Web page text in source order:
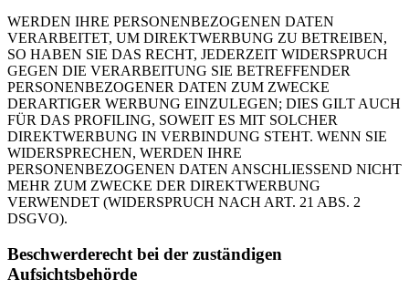
WERDEN IHRE PERSONENBEZOGENEN DATEN
VERARBEITET, UM DIREKTWERBUNG ZU BETREIBEN,
SO HABEN SIE DAS RECHT, JEDERZEIT WIDERSPRUCH
GEGEN DIE VERARBEITUNG SIE BETREFFENDER
PERSONENBEZOGENER DATEN ZUM ZWECKE
DERARTIGER WERBUNG EINZULEGEN; DIES GILT AUCH
FÜR DAS PROFILING, SOWEIT ES MIT SOLCHER
DIREKTWERBUNG IN VERBINDUNG STEHT. WENN SIE
WIDERSPRECHEN, WERDEN IHRE
PERSONENBEZOGENEN DATEN ANSCHLIESSEND NICHT
MEHR ZUM ZWECKE DER DIREKTWERBUNG
VERWENDET (WIDERSPRUCH NACH ART. 21 ABS. 2
DSGVO).
Beschwerderecht bei der zuständigen
Aufsichtsbehörde